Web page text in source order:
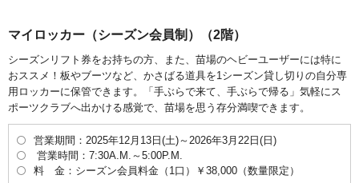
マイロッカー（シーズン会員制）（2階）
シーズンリフト券をお持ちの方、また、苗場のヘビーユーザーには特に
おススメ！板やブーツなど、かさばる道具を1シーズン貸し切りの自分専
用ロッカーに保管できます。「手ぶらで来て、手ぶらで帰る」気軽にス
ポーツクラブへ出かける感覚で、苗場を思う存分満喫できます。
営業期間：2025年12月13日(土)～2026年3月22日(日)
営業時間：7:30A.M.～5:00P.M.
料 金：シーズン会員料金（1口）￥38,000（数量限定）